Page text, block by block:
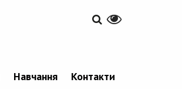
Навчання Контакти